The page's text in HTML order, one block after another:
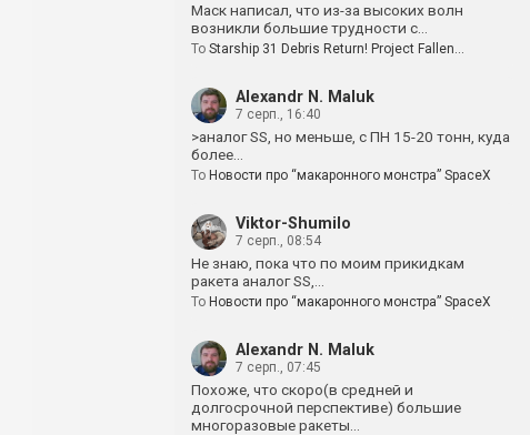
Маск написал, что из-за высоких волн
возникли большие трудности с…
To Starship 31 Debris Return! Project Fallen…
Alexandr N. Maluk
7 серп., 16:40
>аналог SS, но меньше, с ПН 15-20 тонн, куда
более…
To Новости про “макаронного монстра” SpaceX
Viktor-Shumilo
7 серп., 08:54
Не знаю, пока что по моим прикидкам
ракета аналог SS,…
To Новости про “макаронного монстра” SpaceX
Alexandr N. Maluk
7 серп., 07:45
Похоже, что скоро(в средней и
долгосрочной перспективе) большие
многоразовые ракеты…